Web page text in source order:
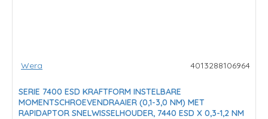
Wera 4013288106964
SERIE 7400 ESD KRAFTFORM INSTELBARE
MOMENTSCHROEVENDRAAIER (0,1-3,0 NM) MET
RAPIDAPTOR SNELWISSELHOUDER, 7440 ESD X 0,3-1,2 NM